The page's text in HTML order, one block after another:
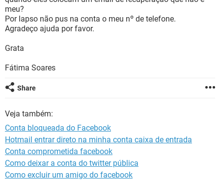
GUIA DE COMPRAS
OUTLOOK
INSTAGRAM
meu?
Por lapso não pus na conta o meu nº de telefone.
Agradeço ajuda por favor.
Grata
Fátima Soares
Share
Veja também:
Conta bloqueada do Facebook
Hotmail entrar direto na minha conta caixa de entrada
Conta comprometida facebook
Como deixar a conta do twitter pública
Como excluir um amigo do facebook